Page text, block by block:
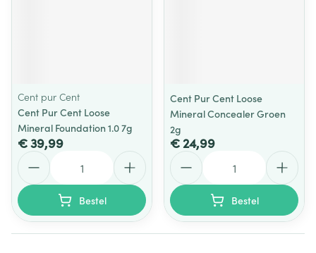
Cent pur Cent
Cent Pur Cent Loose
Mineral Foundation 1.0 7g
€ 39,99
Bestel
Cent Pur Cent Loose
Mineral Concealer Groen
2g
€ 24,99
Bestel